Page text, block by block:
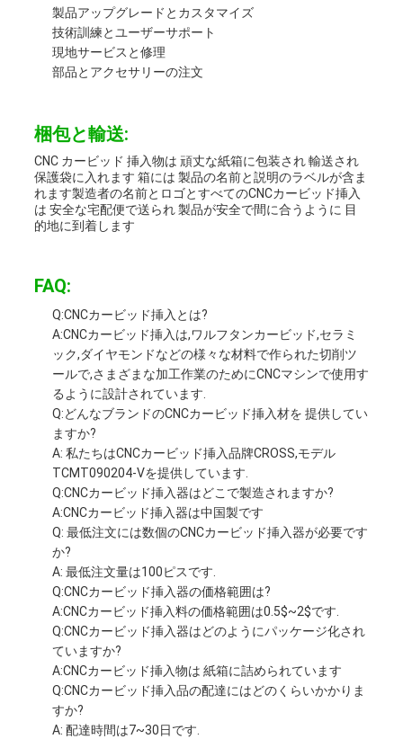
製品アップグレードとカスタマイズ
技術訓練とユーザーサポート
現地サービスと修理
部品とアクセサリーの注文
梱包と輸送:
CNC カービッド 挿入物は 頑丈な紙箱に包装され 輸送され
保護袋に入れます 箱には 製品の名前と説明のラベルが含ま
れます製造者の名前とロゴとすべてのCNCカービッド挿入
は 安全な宅配便で送られ 製品が安全で間に合うように 目
的地に到着します
FAQ:
Q:CNCカービッド挿入とは?
A:CNCカービッド挿入は,ワルフタンカービッド,セラミ
ック,ダイヤモンドなどの様々な材料で作られた切削ツ
ールで,さまざまな加工作業のためにCNCマシンで使用す
るように設計されています.
Q:どんなブランドのCNCカービッド挿入材を 提供してい
ますか?
A: 私たちはCNCカービッド挿入品牌CROSS,モデル
TCMT090204-Vを提供しています.
Q:CNCカービッド挿入器はどこで製造されますか?
A:CNCカービッド挿入器は中国製です
Q: 最低注文には数個のCNCカービッド挿入器が必要です
か?
A: 最低注文量は100ピスです.
Q:CNCカービッド挿入器の価格範囲は?
A:CNCカービッド挿入料の価格範囲は0.5$~2$です.
Q:CNCカービッド挿入器はどのようにパッケージ化され
ていますか?
A:CNCカービッド挿入物は 紙箱に詰められています
Q:CNCカービッド挿入品の配達にはどのくらいかかりま
すか?
A: 配達時間は7~30日です.